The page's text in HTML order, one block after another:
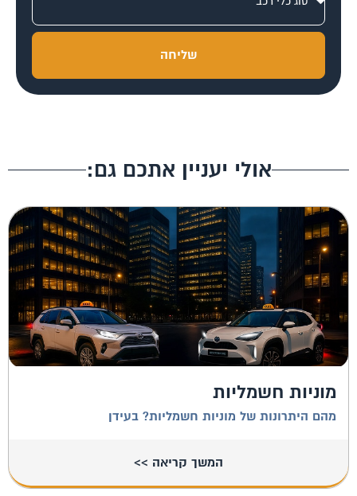
שליחה
אולי יעניין אתכם גם:
מוניות חשמליות
מהם היתרונות של מוניות חשמליות? בעידן
המשך קריאה >>